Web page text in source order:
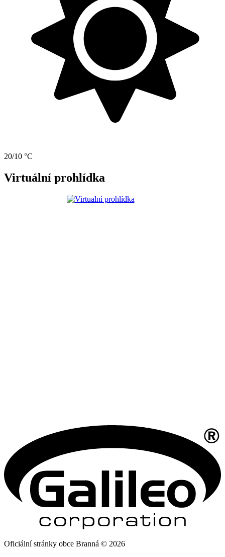
20/10 °C
Virtuální prohlídka
Oficiální stránky obce Branná © 2026